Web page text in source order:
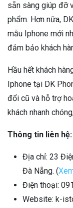
sẵn sàng giúp đỡ
phẩm. Hơn nữa,
mẫu Iphone mới
đảm bảo khách
Hầu hết khách
Iphone tại DK
đổi cũ và hỗ trợ
khách nhanh
Thông tin liên hệ:
Địa chỉ: 23
Đà Nẵng. (
Điện thoại:
Website: k-